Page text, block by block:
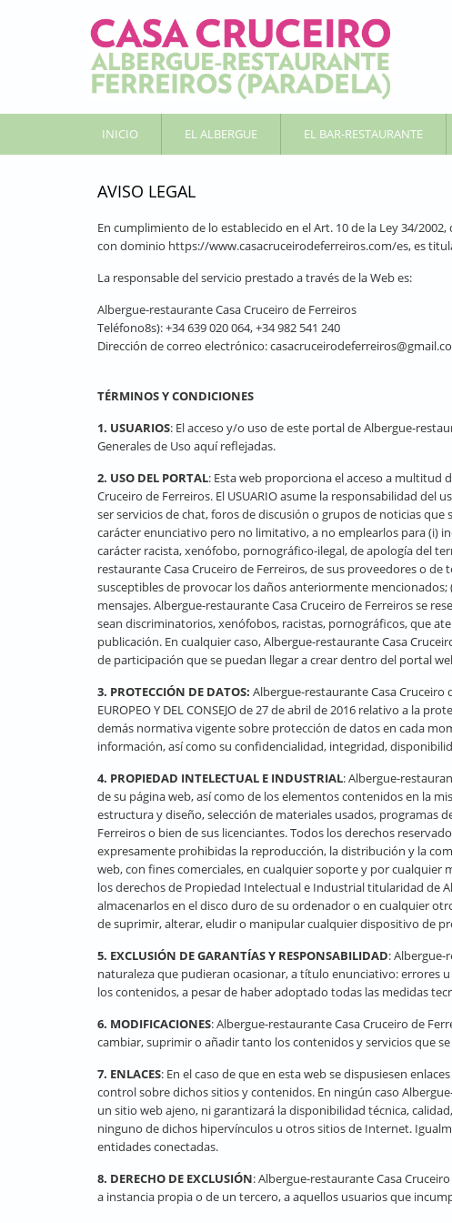
INICIO EL ALBERGUE EL BAR-RESTAURANTE
AVISO LEGAL
En cumplimiento de lo establecido en el Art. 10 de la Ley 34/
con dominio https://www.casacruceirodeferreiros.com/es, es
La responsable del servicio prestado a través de la Web es:
Albergue-restaurante Casa Cruceiro de Ferreiros
Teléfono8s): +34 639 020 064, +34 982 541 240
Dirección de correo electrónico:
TÉRMINOS Y CONDICIONES
1. USUARIOS: El acceso y/o uso de este portal de Albergue-
Generales de Uso aquí reflejadas.
2. USO DEL PORTAL: Esta web proporciona el acceso a multitud
Cruceiro de Ferreiros. El USUARIO asume la responsabilidad
ser servicios de chat, foros de discusión o grupos de noticias
carácter enunciativo pero no limitativo, a no emplearlos para (i)
carácter racista, xenófobo, pornográfico-ilegal, de apología del
restaurante Casa Cruceiro de Ferreiros, de sus proveedores o
susceptibles de provocar los daños anteriormente
mensajes. Albergue-restaurante Casa Cruceiro de Ferreiros se
sean discriminatorios, xenófobos, racistas, pornográficos, que
publicación. En cualquier caso, Albergue-restaurante Casa
de participación que se puedan llegar a crear dentro del portal
3. PROTECCIÓN DE DATOS: Albergue-restaurante Casa Cruceiro
EUROPEO Y DEL CONSEJO de 27 de abril de 2016 relativo a la
demás normativa vigente sobre protección de datos en cada
información, así como su confidencialidad, integridad,
4. PROPIEDAD INTELECTUAL E INDUSTRIAL: Albergue-
de su página web, así como de los elementos contenidos en la
estructura y diseño, selección de materiales usados, programas
Ferreiros o bien de sus licenciantes. Todos los derechos
expresamente prohibidas la reproducción, la distribución y la
web, con fines comerciales, en cualquier soporte y por cualquier
los derechos de Propiedad Intelectual e Industrial titularidad de
almacenarlos en el disco duro de su ordenador o en cualquier
de suprimir, alterar, eludir o manipular cualquier dispositivo de
5. EXCLUSIÓN DE GARANTÍAS Y RESPONSABILIDAD: Albergue-
naturaleza que pudieran ocasionar, a título enunciativo: errores
los contenidos, a pesar de haber adoptado todas las medidas
6. MODIFICACIONES: Albergue-restaurante Casa Cruceiro de
cambiar, suprimir o añadir tanto los contenidos y servicios que
7. ENLACES: En el caso de que en esta web se dispusiesen
control sobre dichos sitios y contenidos. En ningún caso
un sitio web ajeno, ni garantizará la disponibilidad técnica,
ninguno de dichos hipervínculos u otros sitios de Internet.
entidades conectadas.
8. DERECHO DE EXCLUSIÓN: Albergue-restaurante Casa
a instancia propia o de un tercero, a aquellos usuarios que